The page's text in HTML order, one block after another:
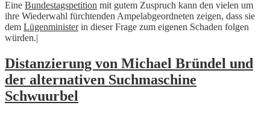
Eine Bundestagspetition mit gutem Zuspruch kann den vielen um
ihre Wiederwahl fürchtenden Ampelabgeordneten zeigen, dass sie
dem Lügenministerin dieser Frage zum eigenen Schaden folgen
würden.|
Distanzierung von Michael Bründel und
der alternativen Suchmaschine
Schwuurbel